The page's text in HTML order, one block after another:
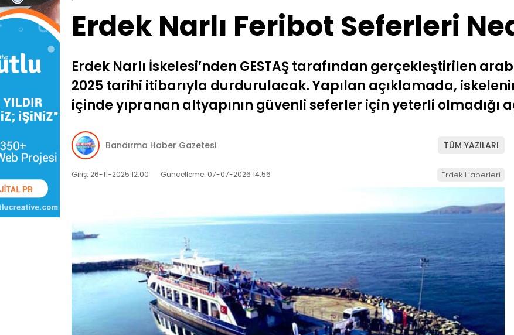
Erdek Narlı Feribot Seferleri
Erdek Narlı İskelesi’nden GESTAŞ tarafından gerçekleştirilen
2025 tarihi itibarıyla durdurulacak. Yapılan açıklamada,
içinde yıpranan altyapının güvenli seferler için yeterli olmadığı
Bandırma Haber Gazetesi TÜM YAZILARI
Giriş: 26-11-2025 12:00 Güncelleme: 07-07-2026 14:56 Erdek Haberleri